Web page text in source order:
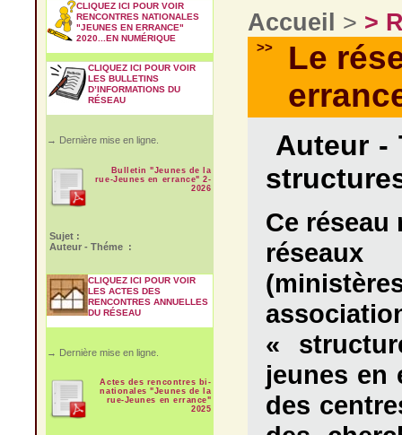
CLIQUEZ ICI POUR VOIR
RENCONTRES NATIONALES
"JEUNES EN ERRANCE"
2020...EN NUMÉRIQUE
CLIQUEZ ICI POUR VOIR
LES BULLETINS
D’INFORMATIONS DU
RÉSEAU
→ Dernière mise en ligne.
Bulletin "Jeunes de la
rue-Jeunes en errance" 2-
2026
Sujet :
Auteur - Théme :
CLIQUEZ ICI POUR VOIR
LES ACTES DES
RENCONTRES ANNUELLES
DU RÉSEAU
→ Dernière mise en ligne.
Actes des rencontres bi-
nationales "Jeunes de la
rue-Jeunes en errance"
2025
Accueil > >
>>
Le
Auteur -
Ce réseau
«
jeunes en
des